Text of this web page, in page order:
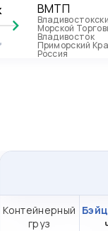
ВМТП
Морской
Владивосток
Приморский
Россия
Контейнерный
груз